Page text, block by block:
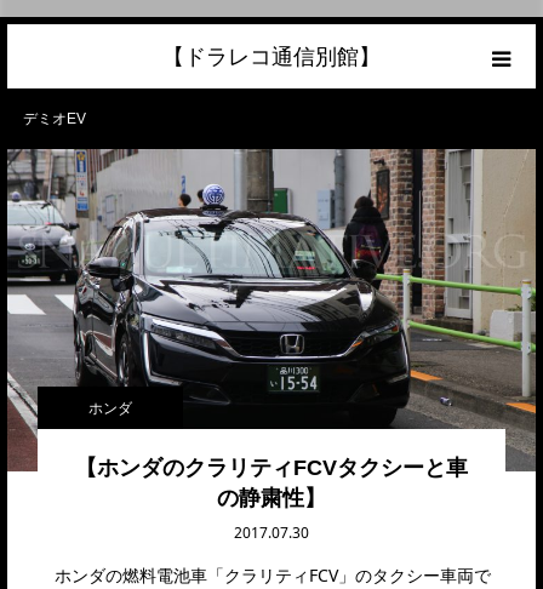
【ドラレコ通信別館】
デミオEV
ホンダ
【ホンダのクラリティFCVタクシーと車
の静粛性】
2017.07.30
ホンダの燃料電池車「クラリティFCV」のタクシー車両で
あなたの愛車の最高額を知ろう！
こんな中古車が欲しい
トラック売却ならこちら
当サイトについて